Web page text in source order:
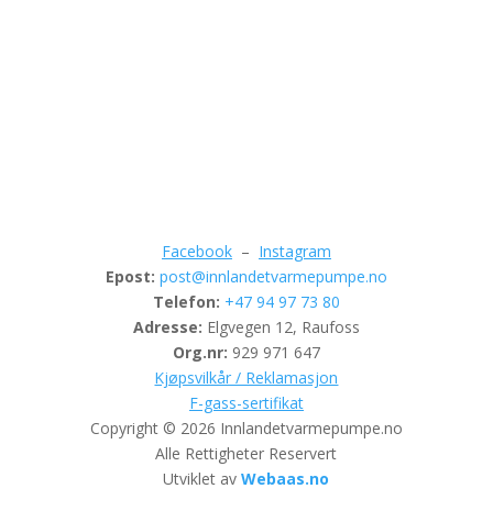
Facebook– Instagram
Epost: post@innlandetvarmepumpe.no
Telefon: +47 94 97 73 80
Adresse: Elgvegen 12, Raufoss
Org.nr: 929 971 647
Kjøpsvilkår / Reklamasjon
F-gass-sertifikat
Copyright © 2026 Innlandetvarmepumpe.no
Alle Rettigheter Reservert
Utviklet avWebaas.no